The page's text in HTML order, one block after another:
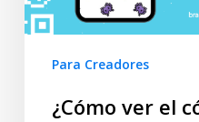
Para Creadores
¿Cómo ver el